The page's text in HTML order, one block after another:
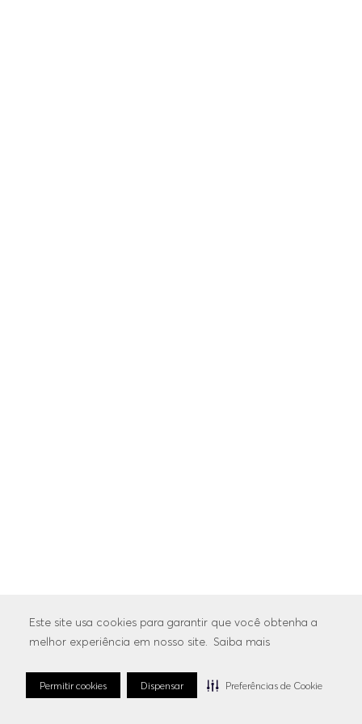
Este site usa cookies para garantir que você obtenha a
melhor experiência em nosso site. Saiba mais
Permitir cookies Dispensar Preferências de Cookie